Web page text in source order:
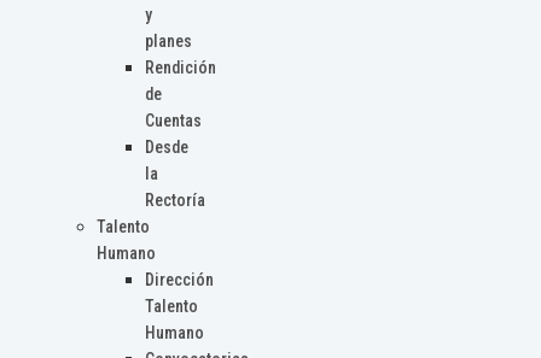
y
planes
Rendición
de
Cuentas
Desde
la
Rectoría
Talento
Humano
Dirección
Talento
Humano